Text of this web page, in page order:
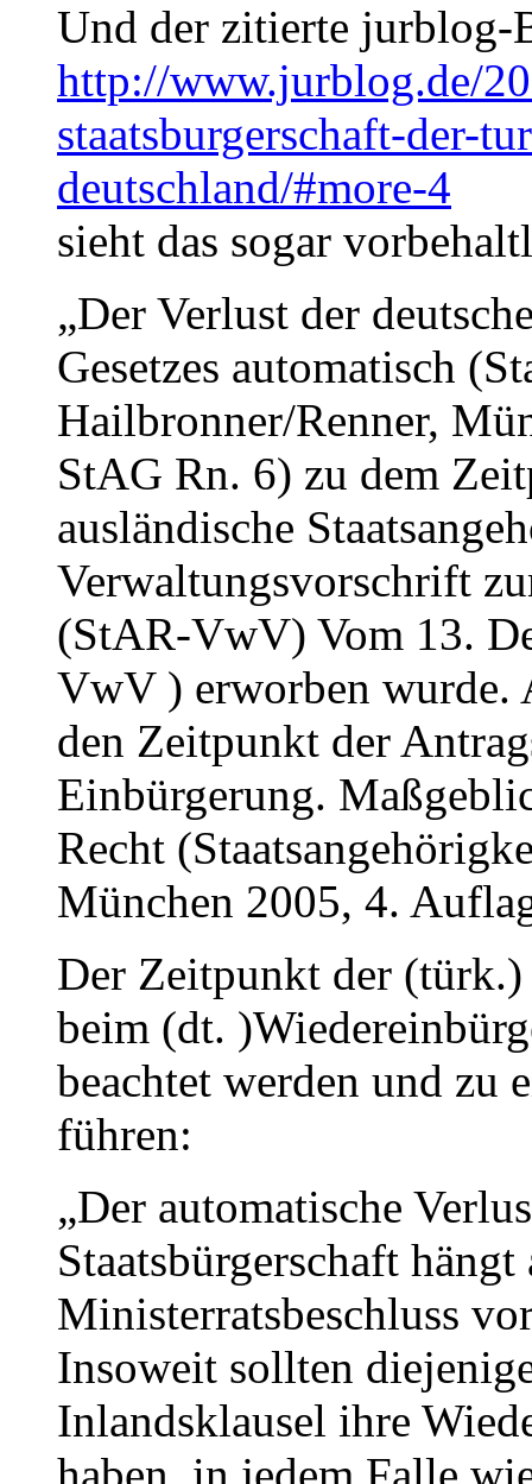
Und der zitierte jurblog-
http://www.jurblog.de/
staatsburgerschaft-der-
deutschland/#more-4
sieht das sogar
„Der Verlust der
Gesetzes automatisch
Hailbronner/Renner,
StAG Rn. 6) zu dem
ausländische
Verwaltungsvorschrift
(StAR-VwV) Vom 13.
VwV ) erworben wurde.
den Zeitpunkt der
Einbürgerung.
Recht
München 2005, 4.
Der Zeitpunkt der
beim (dt.
beachtet werden und zu
führen:
„Der automatische
Staatsbürgerschaft
Ministerratsbeschluss
Insoweit sollten
Inlandsklausel ihre